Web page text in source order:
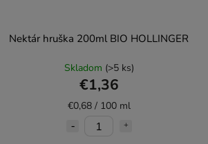
Nektár hruška 200ml BIO HOLLINGER
Skladom (>5 ks)
€1,36
€0,68 / 100 ml